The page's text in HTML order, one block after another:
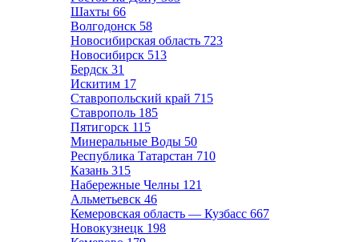
Шахты 66
Волгодонск 58
Новосибирская область 723
Новосибирск 513
Бердск 31
Искитим 17
Ставропольский край 715
Ставрополь 185
Пятигорск 115
Минеральные Воды 50
Республика Татарстан 710
Казань 315
Набережные Челны 121
Альметьевск 46
Кемеровская область — Кузбасс 667
Новокузнецк 198